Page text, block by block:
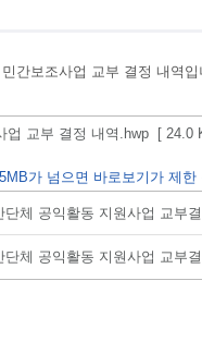
간보조사업 교부 결정 내역입
업 교부 결정 내역.hwp [ 24.0
가 넘으면 바로보기가 제한
단체 공익활동 지원사업 교부
단체 공익활동 지원사업 교부